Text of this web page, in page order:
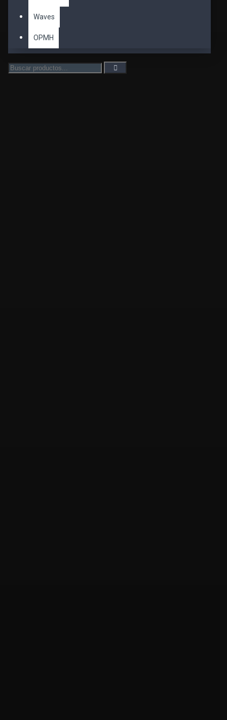
Waves
OPMH